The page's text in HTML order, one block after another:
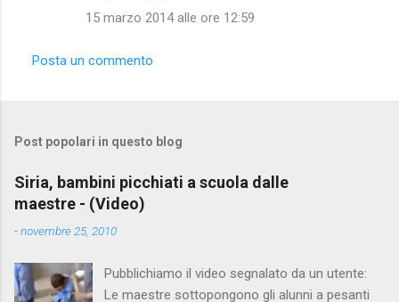
15 marzo 2014 alle ore 12:59
Posta un commento
Post popolari in questo blog
Siria, bambini picchiati a scuola dalle
maestre - (Video)
-novembre 25, 2010
Pubblichiamo il video segnalato da un utente:
Le maestre sottopongono gli alunni a pesanti